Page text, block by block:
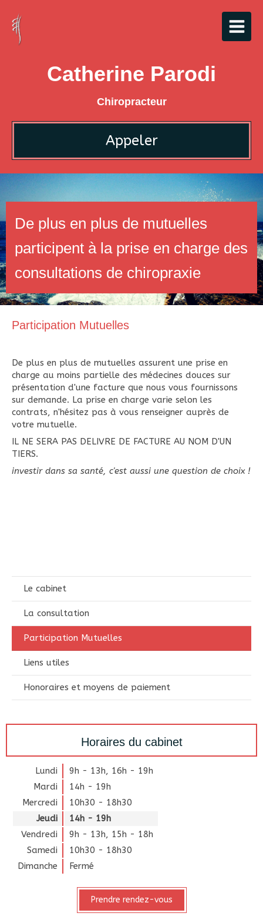
Catherine Parodi
Chiropracteur
Appeler
De plus en plus de mutuelles
participent à la prise en charge des
consultations de chiropraxie
Participation Mutuelles
De plus en plus de mutuelles assurent une prise en
charge au moins partielle des médecines douces sur
présentation d'une facture que nous vous fournissons
sur demande. La prise en charge varie selon les
contrats, n'hésitez pas à vous renseigner auprès de
votre mutuelle.
IL NE SERA PAS DELIVRE DE FACTURE AU NOM D'UN
TIERS.
investir dans sa santé, c'est aussi une question de choix !
Le cabinet
La consultation
Participation Mutuelles
Liens utiles
Honoraires et moyens de paiement
Horaires du cabinet
Lundi 9h - 13h, 16h - 19h
Mardi
14h - 19h
Mercredi
10h30 - 18h30
Jeudi
14h - 19h
Vendredi
9h - 13h, 15h - 18h
Samedi
10h30 - 18h30
Dimanche
Fermé
Prendre rendez-vous